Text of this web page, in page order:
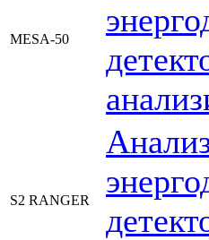
MESA-50
S2 RANGER